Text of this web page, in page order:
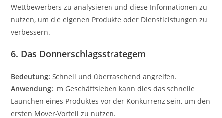
Wettbewerbers zu analysieren und diese Informationen zu
nutzen, um die eigenen Produkte oder Dienstleistungen zu
verbessern.
6. Das Donnerschlagsstrategem
Bedeutung: Schnell und überraschend angreifen.
Anwendung: Im Geschäftsleben kann dies das schnelle
Launchen eines Produktes vor der Konkurrenz sein, um den
ersten Mover-Vorteil zu nutzen.